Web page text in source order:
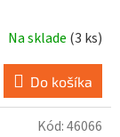
Na sklade (3 ks)
Do košíka
Kód:46066